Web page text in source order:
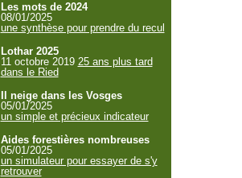
Les mots de 2024
08/01/2025
une synthèse pour prendre du recul
Lothar 2025
11 octobre 2019 25 ans plus tard
dans le Ried
Il neige dans les Vosges
05/01/2025
un simple et précieux indicateur
Aides forestières nombreuses
05/01/2025
un simulateur pour essayer de s'y
retrouver